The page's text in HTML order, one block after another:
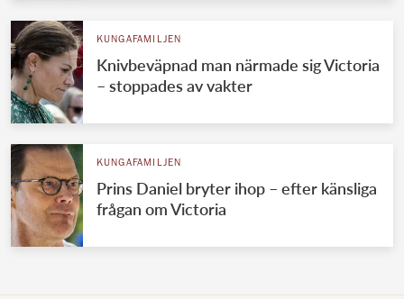
KUNGAFAMILJEN
Knivbeväpnad man närmade sig Victoria
– stoppades av vakter
KUNGAFAMILJEN
Prins Daniel bryter ihop – efter känsliga
frågan om Victoria